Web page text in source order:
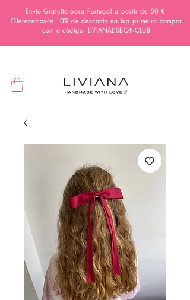
Envio Gratuito para Portugal a partir de 50 €
Oferecemos-te 10% de desconto na tua primeira compra
com o código
LIVIANALISBONCLUB